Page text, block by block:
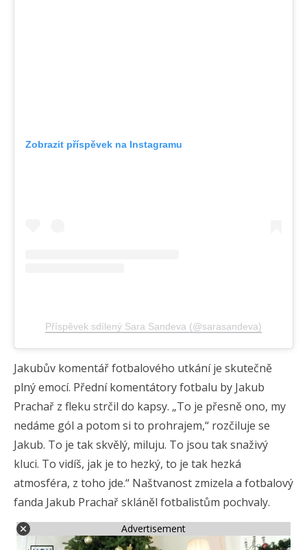
Zobrazit příspěvek na Instagramu
Příspěvek sdílený Sara Sandeva (@sarasandeva)
Jakubův komentář fotbalového utkání je skutečně
plný emocí. Přední komentátory fotbalu by Jakub
Prachař z fleku strčil do kapsy. „To je přesně ono, my
nedáme gól a potom si to prohrajem,“ rozčiluje se
Jakub. To je tak skvělý, miluju. To jsou tak snaživý
kluci. To vidíš, jak je to hezký, to je tak hezká
atmosféra, z toho jde.“ Naštvanost zmizela a fotbalový
fanda Jakub Prachař skláněl fotbalistům pochvaly.
Advertisement